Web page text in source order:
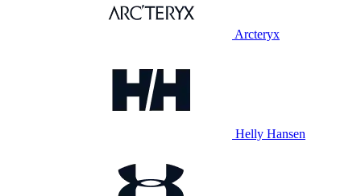
Arcteryx
Helly Hansen